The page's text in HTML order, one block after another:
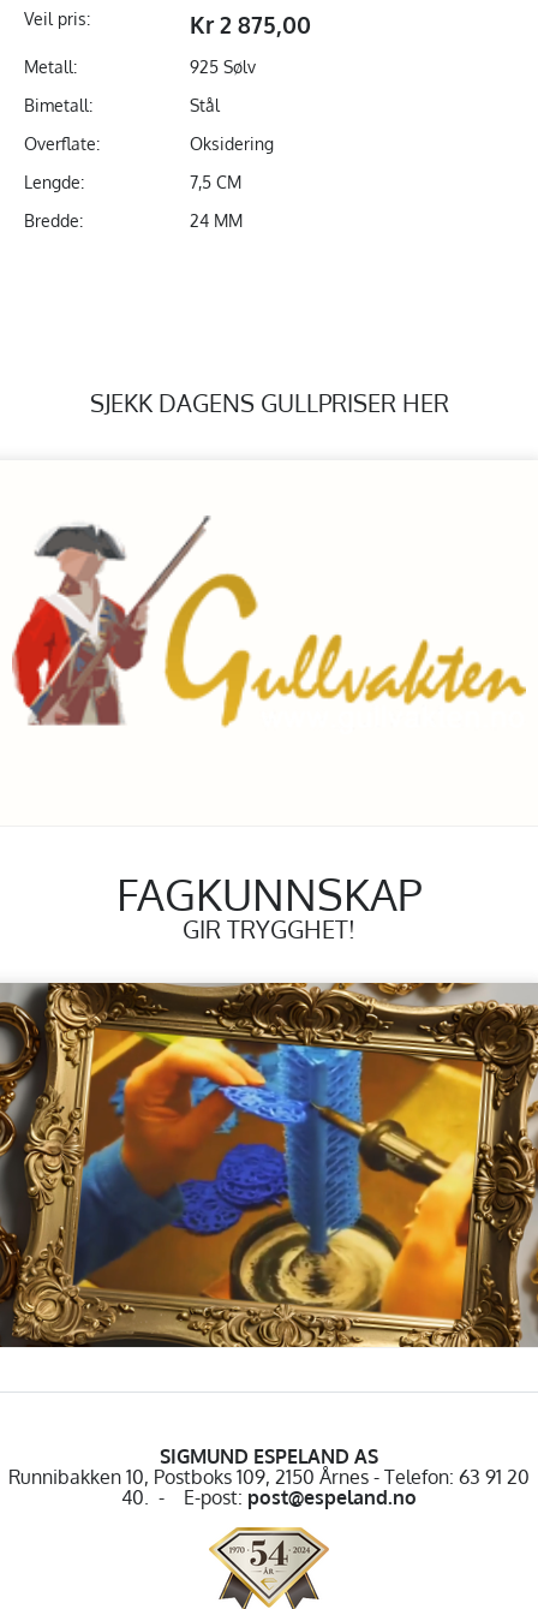
Veil pris:
Kr 2 875,00
Metall:
925 Sølv
Bimetall:
Stål
Overflate:
Oksidering
Lengde:
7,5 CM
Bredde:
24 MM
SJEKK DAGENS GULLPRISER HER
FAGKUNNSKAP
GIR TRYGGHET!
SIGMUND ESPELAND AS
Runnibakken 10, Postboks 109, 2150 Årnes - Telefon: 63 91 20
40. - E-post: post@espeland.no